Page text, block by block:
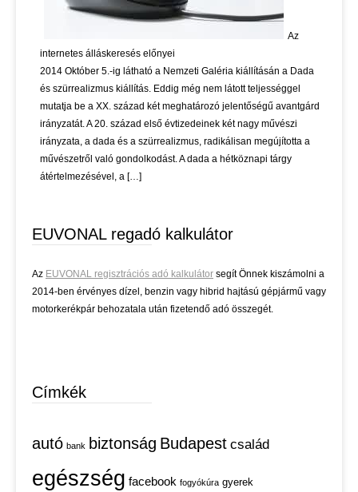
Az
internetes álláskeresés előnyei
2014 Október 5.-ig látható a Nemzeti Galéria kiállításán a Dada
és szürrealizmus kiállítás. Eddig még nem látott teljességgel
mutatja be a XX. század két meghatározó jelentőségű avantgárd
irányzatát. A 20. század első évtizedeinek két nagy művészi
irányzata, a dada és a szürrealizmus, radikálisan megújította a
művészetről való gondolkodást. A dada a hétköznapi tárgy
átértelmezésével, a […]
EUVONAL regadó kalkulátor
Az EUVONAL regisztrációs adó kalkulátor segít Önnek kiszámolni a
2014-ben érvényes dízel, benzin vagy hibrid hajtású gépjármű vagy
motorkerékpár behozatala után fizetendő adó összegét.
Címkék
autó bank biztonság Budapest család
egészség facebook fogyókúra gyerek